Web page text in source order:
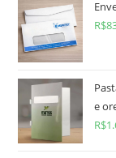
R$
e
R$